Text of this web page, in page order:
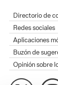
Directorio de
Redes sociales
Aplicaciones
Buzón de
Opinión sobre